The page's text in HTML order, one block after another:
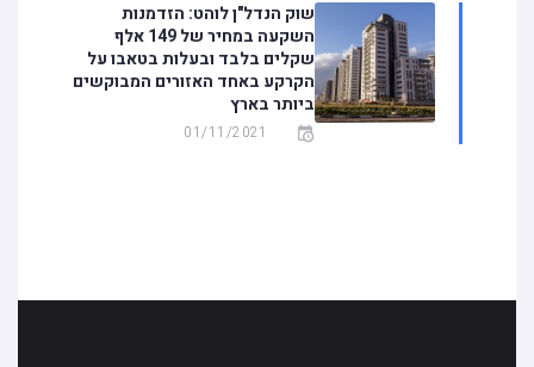
שוק הנדל"ן לוהט: הזדמנות
השקעה במחיר של 149 אלף
שקלים בלבד ובעלות בטאבו על
הקרקע באחד האזורים המבוקשים
ביותר בארץ
01/11/2021